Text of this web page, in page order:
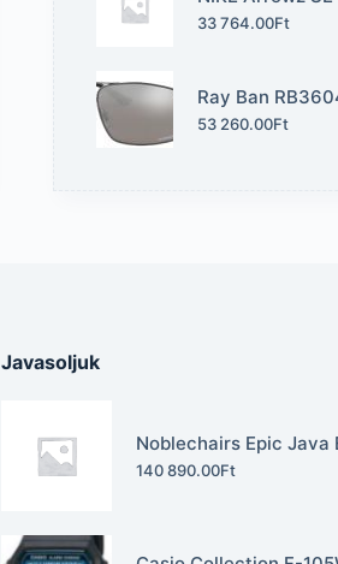
33 764.00Ft
Ray Ban
53 260.00Ft
Javasoljuk
Noblechairs Epic Java
140 890.00Ft